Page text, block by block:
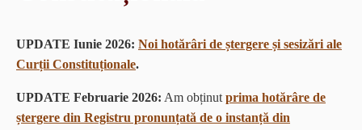
UPDATE Iunie 2026: Noi hotărâri de ștergere și sesizări ale
Curții Constituționale.
UPDATE Februarie 2026: Am obținut prima hotărâre de
ștergere din Registru pronunțată de o instanță din